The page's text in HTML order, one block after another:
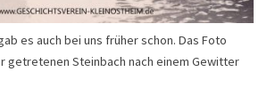
es auch bei uns früher schon. Das Foto
getretenen Steinbach nach einem Gewitter